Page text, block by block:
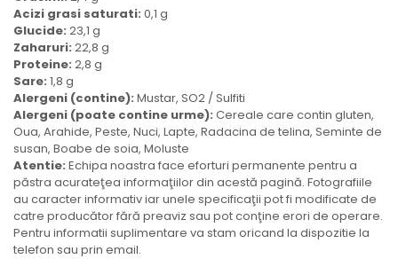
Acizi grasi saturati: 0,1 g
Glucide: 23,1 g
Zaharuri: 22,8 g
Proteine: 2,8 g
Sare: 1,8 g
Alergeni (contine): Mustar, SO2 / Sulfiti
Alergeni (poate contine urme): Cereale care contin gluten,
Oua, Arahide, Peste, Nuci, Lapte, Radacina de telina, Seminte de
susan, Boabe de soia, Moluste
Atentie: Echipa noastra face eforturi permanente pentru a
păstra acurateţea informaţiilor din acestă pagină. Fotografiile
au caracter informativ iar unele specificaţii pot fi modificate de
catre producător fără preaviz sau pot conţine erori de operare.
Pentru informatii suplimentare va stam oricand la dispozitie la
telefon sau prin email.